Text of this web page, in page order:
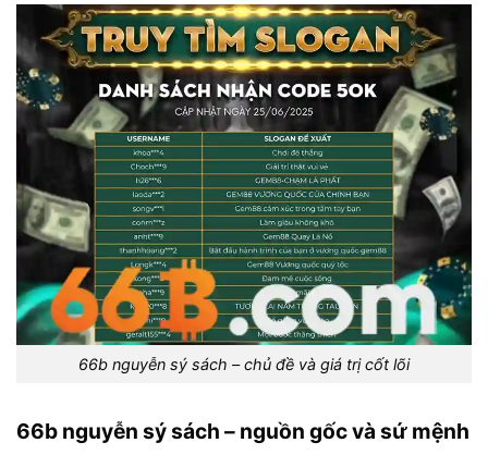
66b nguyễn sý sách – chủ đề và giá trị cốt lõi
66b nguyễn sý sách – nguồn gốc và sứ mệnh